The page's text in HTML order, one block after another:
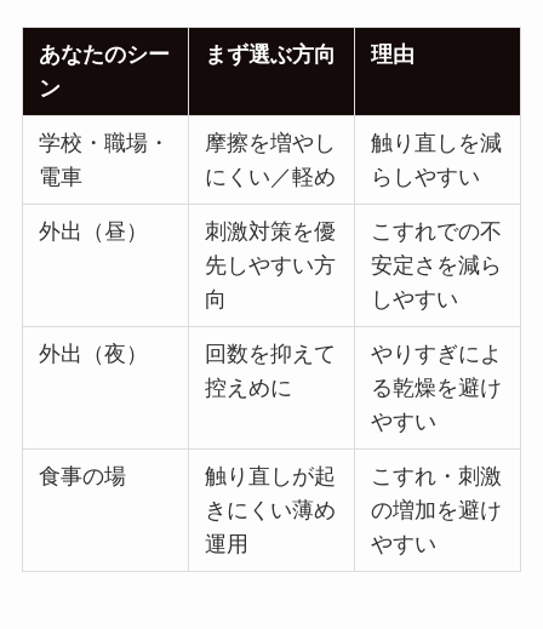
あなたのシー
ン
まず選ぶ方向 理由
学校・職場・
電車
摩擦を増やし
にくい／軽め
触り直しを減
らしやすい
外出（昼）
刺激対策を優
先しやすい方
向
こすれでの不
安定さを減ら
しやすい
外出（夜）
回数を抑えて
控えめに
やりすぎによ
る乾燥を避け
やすい
食事の場
触り直しが起
きにくい薄め
運用
こすれ・刺激
の増加を避け
やすい